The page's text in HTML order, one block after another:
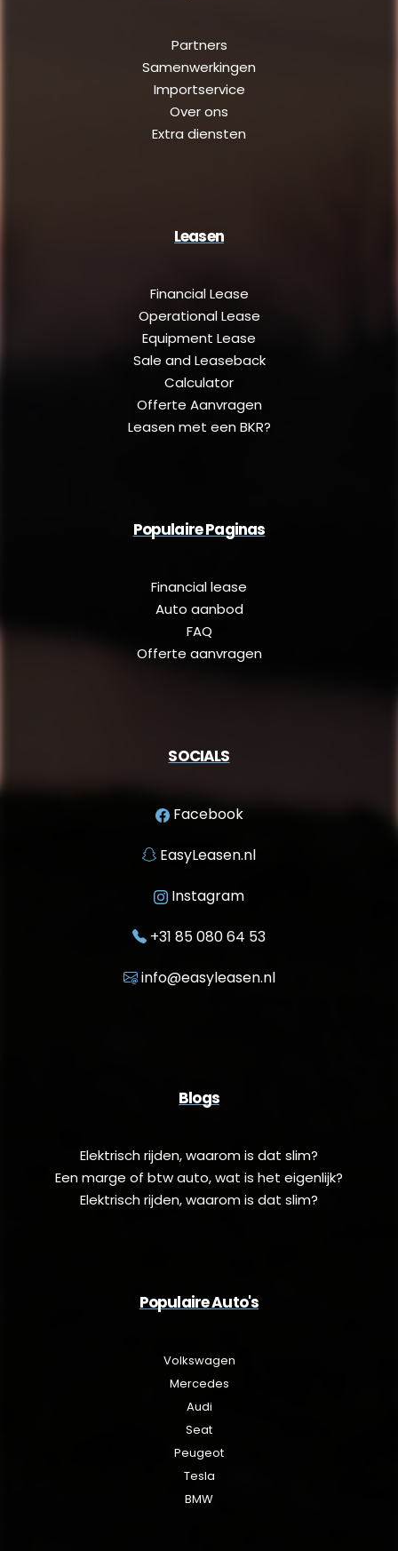
Partners
Samenwerkingen
Importservice
Over ons
Extra diensten
Leasen
Financial Lease
Operational Lease
Equipment Lease
Sale and Leaseback
Calculator
Offerte Aanvragen
Leasen met een BKR?
Populaire Paginas
Financial lease
Auto aanbod
FAQ
Offerte aanvragen
SOCIALS
Facebook
EasyLeasen.nl
Instagram
+31 85 080 64 53
info@easyleasen.nl
Blogs
Elektrisch rijden, waarom is dat slim?
Een marge of btw auto, wat is het eigenlijk?
Elektrisch rijden, waarom is dat slim?
Populaire Auto's
Volkswagen
Mercedes
Audi
Seat
Peugeot
Tesla
BMW